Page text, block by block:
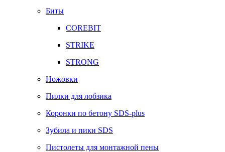
Биты
COREBIT
STRIKE
STRONG
Ножовки
Пилки для лобзика
Коронки по бетону SDS-plus
Зубила и пики SDS
Пистолеты для монтажной пены